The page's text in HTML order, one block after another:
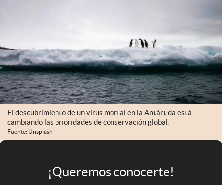
Mediakit
abre en nueva pestaña
Argentina
El descubrimiento de un virus mortal en la Antártida está
cambiando las prioridades de conservación global.
Fuente: Unsplash
¡Queremos conocerte!